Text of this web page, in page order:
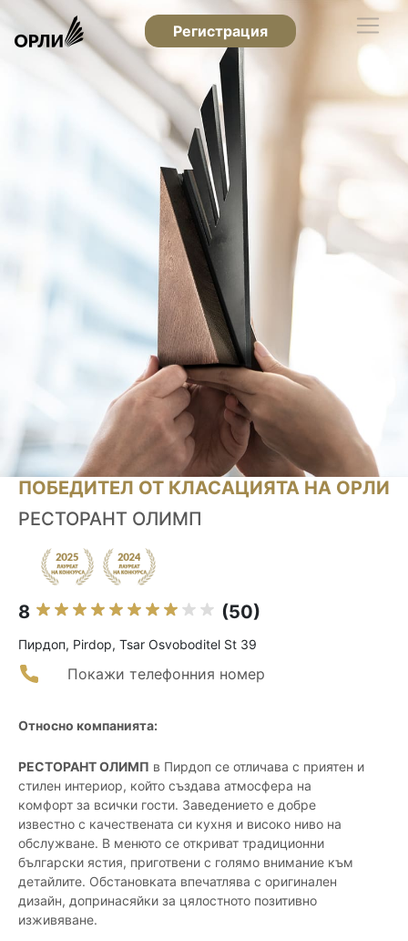
Регистрация
ПОБЕДИТЕЛ ОТ КЛАСАЦИЯТА НА ОРЛИ
РЕСТОРАНТ ОЛИМП
8 (50)
Пирдоп, Pirdop, Tsar Osvoboditel St 39
Покажи телефонния номер
Относно компанията:
РЕСТОРАНТ ОЛИМП в Пирдоп се отличава с приятен и
стилен интериор, който създава атмосфера на
комфорт за всички гости. Заведението е добре
известно с качествената си кухня и високо ниво на
обслужване. В менюто се откриват традиционни
български ястия, приготвени с голямо внимание към
детайлите. Обстановката впечатлява с оригинален
дизайн, допринасяйки за цялостното позитивно
изживяване.